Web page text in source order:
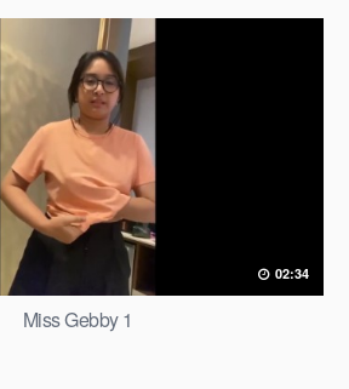
02:34
Miss Gebby 1